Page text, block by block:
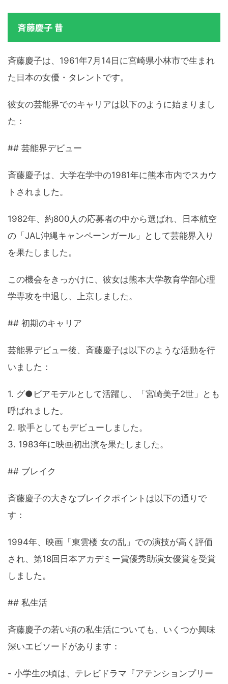
斉藤慶子 昔
斉藤慶子は、1961年7月14日に宮崎県小林市で生まれ
た日本の女優・タレントです。
彼女の芸能界でのキャリアは以下のように始まりまし
た：
## 芸能界デビュー
斉藤慶子は、大学在学中の1981年に熊本市内でスカウ
トされました。
1982年、約800人の応募者の中から選ばれ、日本航空
の「JAL沖縄キャンペーンガール」として芸能界入り
を果たしました。
この機会をきっかけに、彼女は熊本大学教育学部心理
学専攻を中退し、上京しました。
## 初期のキャリア
芸能界デビュー後、斉藤慶子は以下のような活動を行
いました：
1. グ●ビアモデルとして活躍し、「宮崎美子2世」とも
呼ばれました。
2. 歌手としてもデビューしました。
3. 1983年に映画初出演を果たしました。
## ブレイク
斉藤慶子の大きなブレイクポイントは以下の通りで
す：
1994年、映画「東雲楼 女の乱」での演技が高く評価
され、第18回日本アカデミー賞優秀助演女優賞を受賞
しました。
## 私生活
斉藤慶子の若い頃の私生活についても、いくつか興味
深いエピソードがあります：
- 小学生の頃は、テレビドラマ『アテンションプリー